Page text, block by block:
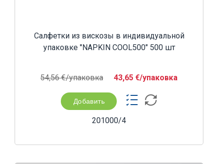
Салфетки из вискозы в индивидуальной
упаковке "NAPKIN COOL500" 500 шт
54,56 €/yпаковка 43,65 €/yпаковка
Добавить
201000/4